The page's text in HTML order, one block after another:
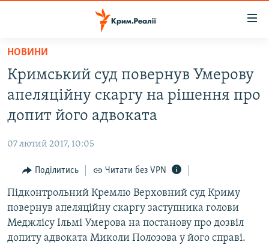
Перейти
основного
матеріалу
до
основної
Перейти
пошуку
ВОДА.КРИМ
ВІДЕО ТА ФОТО
БЛОГИ
ПОГЛЯД
ІНТЕРВ'Ю
ВСЕ ЗА ДЕНЬ
СПЕЦПРОЕКТИ
НОВИНИ
Кримський суд повернув Умерову
апеляційну скаргу на рішення про
допит його адвоката
07 лютий 2017, 10:05
Поділитись Читати без VPN
Підконтрольний Кремлю Верховний суд Криму
повернув апеляційну скаргу заступника голови
Меджлісу Ільмі Умерова на постанову про дозвіл
допиту адвоката Миколи Полозова у його справі.